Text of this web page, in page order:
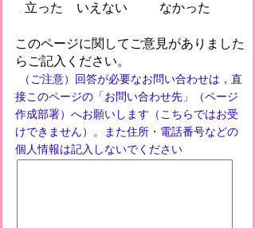
立った
いえない
なかった
このページに関してご意見がありました
らご記入ください。
（ご注意）回答が必要なお問い合わせは，直
接このページの「お問い合わせ先」（ページ
作成部署）へお願いします（こちらではお受
けできません）。また住所・電話番号などの
個人情報は記入しないでください